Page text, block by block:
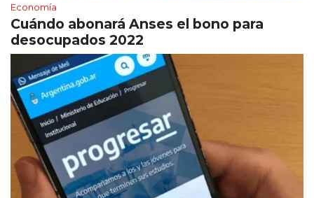
Economía
Cuándo abonará Anses el bono para
desocupados 2022